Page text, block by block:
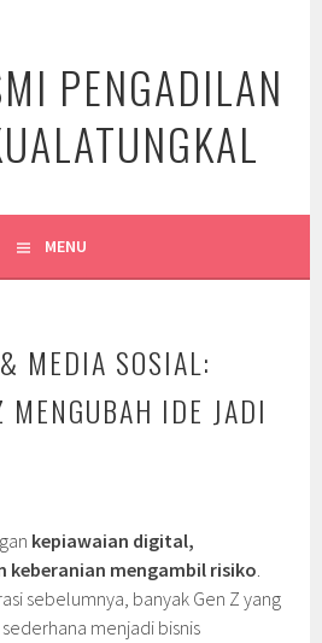
PENGADILAN
MENU
MEDIA SOSIAL:
MENGUBAH IDE JADI
kepiawaian digital,
mengambil risiko.
sebelumnya, banyak Gen Z yang
menjadi bisnis